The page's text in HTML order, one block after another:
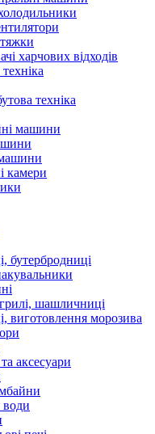
харчових відходів
техніка
машини
камери
бутербродниці
шашличниці
виготовлення морозива
аксесуари
води